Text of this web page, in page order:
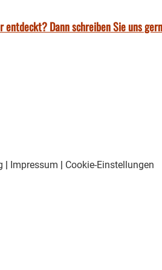
entdeckt? Dann schreiben Sie uns
| Impressum | Cookie-Einstellungen